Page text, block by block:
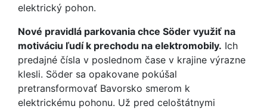
elektrický pohon.
Nové pravidlá parkovania chce Söder využiť na
motiváciu ľudí k prechodu na elektromobily. Ich
predajné čísla v poslednom čase v krajine výrazne
klesli. Söder sa opakovane pokúšal
pretransformovať Bavorsko smerom k
elektrickému pohonu. Už pred celoštátnymi